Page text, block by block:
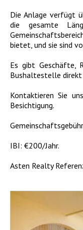
Die Anlage verfügt
die gesamte
bietet, und sie sind
Es gibt Geschäfte,
Bushaltestelle direkt
Kontaktieren Sie
Besichtigung.
IBI: €200/Jahr.
Asten Realty